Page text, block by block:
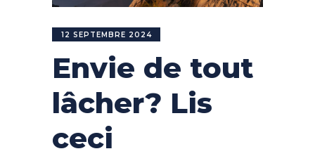
12 SEPTEMBRE 2024
Envie de tout
lâcher? Lis
ceci